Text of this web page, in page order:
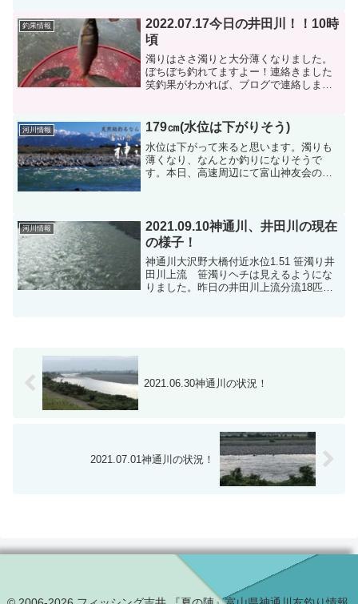
た。釣る...
釣果情報
2022.07.17今日の井田川！！10時
頃
濁りはささ濁りと大分薄くなりました。
ぼちぼち釣れてますよー！連絡きました
笑釣果がわかれば、ブログで連絡しま
河川情報 179㎝(水位は下がりそう)
水位は下がって来ると思います。濁りも
薄くなり、なんとか釣りになりそうで
す。本日、高速周辺にて富山神友会の親
河川情報
2021.09.10神通川、井田川の現在
の様子！
神通川大沢野大橋付近水位1.51 笹濁り井
田川上流 笹濁りヘチは見えるようにな
りました。昨日の井田川上流分流18匹大
2021.06.30神通川の状況！
2021.07.01神通川の状況！